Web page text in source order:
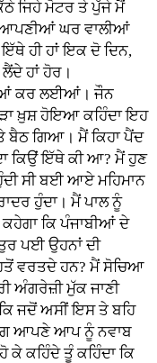
ਜਿਹੇ ਮੋਟਰ ਤੇ ਪੁੱਜੇ ਮੈਂ
ਆਪਣੀਆਂ ਘਰ ਵਾਲੀਆਂ
ਇੱਥੇ ਹੀ ਹਾਂ ਇਕ ਦੋ ਦਿਨ,
ਹਾਂ ਹੋਰ।
ਕਰ ਲਈਆਂ। ਜੌਨ
ਖ਼ੁਸ਼ ਹੋਇਆ ਕਹਿੰਦਾ ਇਹ
ਗਿਆ। ਮੈਂ ਕਿਹਾ ਪੈਂਦ
ਕਿਉਂ ਇੱਥੇ ਕੀ ਆ? ਮੈਂ ਹੁਣ
ਸੀ ਬਈ ਆਏ ਮਹਿਮਾਨ
ਹੁੰਦਾ। ਮੈਂ ਪਾਲ ਨੂੰ
ਕਿ ਪੰਜਾਬੀਆਂ ਦੇ
ਪਈ ਉਹਨਾਂ ਦੀ
ਵਰਤਦੇ ਹਨ? ਮੈਂ ਸੋਚਿਆ
ਅੰਗਰੇਜ਼ੀ ਮੁੱਕ ਜਾਣੀ
ਜਦੋਂ ਅਸੀਂ ਇਸ ਤੇ ਬਹਿ
ਆਪਣੇ ਆਪ ਨੂੰ ਨਵਾਬ
ਕੇ ਕਹਿੰਦੇ ਤੂੰ ਕਹਿੰਦਾ ਕਿ